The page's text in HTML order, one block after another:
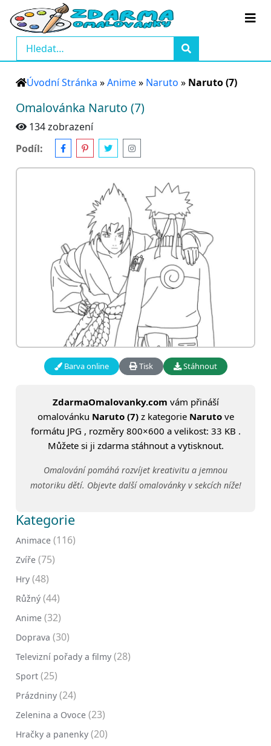
Úvodní Stránka »Anime» Naruto » Naruto (7)
Omalovánka Naruto (7)
134 zobrazení
Podíl:
Barva online Tisk Stáhnout
ZdarmaOmalovanky.com vám přináší
omalovánku Naruto (7)z kategorie Narutove
formátu JPG , rozměry 800×600 a velikost: 33 KB .
Můžete si ji zdarma stáhnout a vytisknout.
Omalování pomáhá rozvíjet kreativitu a jemnou
motoriku dětí. Objevte další omalovánky v sekcích níže!
Kategorie
Animace (116)
Zvíře (75)
Hry (48)
Růžný (44)
Anime (32)
Doprava (30)
Televizní pořady a filmy (28)
Sport (25)
Prázdniny (24)
Zelenina a Ovoce (23)
Hračky a panenky (20)